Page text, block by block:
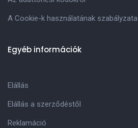
A Cookie-k használatának szabályzata
Egyéb információk
Elállás
Elállás a szerződéstől
Reklamáció